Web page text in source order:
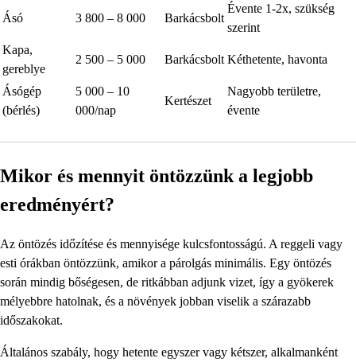
Ásó 3 800 – 8 000 Barkácsbolt
Évente 1-2x, szükség
szerint
Kapa,
gereblye
2 500 – 5 000 Barkácsbolt Kéthetente, havonta
Ásógép
(bérlés)
5 000 – 10
000/nap
Kertészet
Nagyobb területre,
évente
Mikor és mennyit öntözzünk a legjobb
eredményért?
Az öntözés időzítése és mennyisége kulcsfontosságú. A reggeli vagy
esti órákban öntözzünk, amikor a párolgás minimális. Egy öntözés
során mindig bőségesen, de ritkábban adjunk vizet, így a gyökerek
mélyebbre hatolnak, és a növények jobban viselik a szárazabb
időszakokat.
Általános szabály, hogy hetente egyszer vagy kétszer, alkalmanként